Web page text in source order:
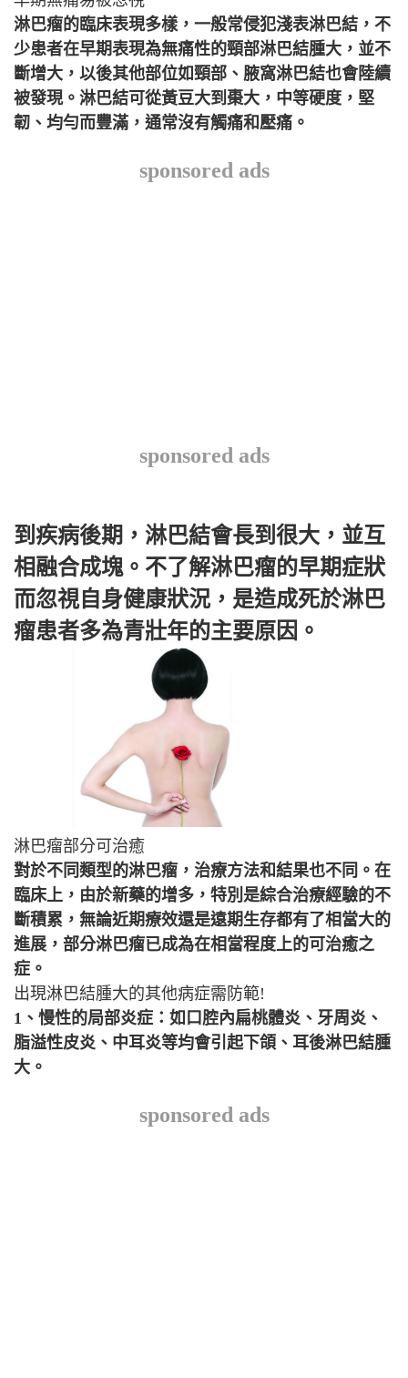
淋巴瘤的臨床表現多樣，一般常侵犯淺表淋巴結，不
少患者在早期表現為無痛性的頸部淋巴結腫大，並不
斷增大，以後其他部位如頸部、腋窩淋巴結也會陸續
被發現。淋巴結可從黃豆大到棗大，中等硬度，堅
韌、均勻而豐滿，通常沒有觸痛和壓痛。
sponsored ads
sponsored ads
到疾病後期，淋巴結會長到很大，並互
相融合成塊。不了解淋巴瘤的早期症狀
而忽視自身健康狀況，是造成死於淋巴
瘤患者多為青壯年的主要原因。
淋巴瘤部分可治癒
對於不同類型的淋巴瘤，治療方法和結果也不同。在
臨床上，由於新藥的增多，特別是綜合治療經驗的不
斷積累，無論近期療效還是遠期生存都有了相當大的
進展，部分淋巴瘤已成為在相當程度上的可治癒之
症。
出現淋巴結腫大的其他病症需防範!
1、慢性的局部炎症：如口腔內扁桃體炎、牙周炎、
脂溢性皮炎、中耳炎等均會引起下頜、耳後淋巴結腫
大。
sponsored ads